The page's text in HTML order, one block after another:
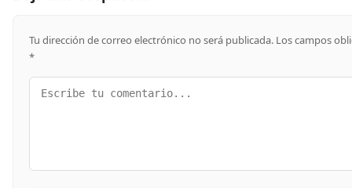
Tu dirección de correo electrónico no será publicada. Los campos
*